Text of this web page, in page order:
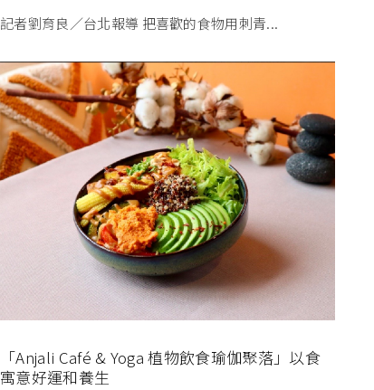
記者劉育良∕台北報導 把喜歡的食物用刺青...
「Anjali Café & Yoga 植物飲食瑜伽聚落」以食
寓意好運和養生